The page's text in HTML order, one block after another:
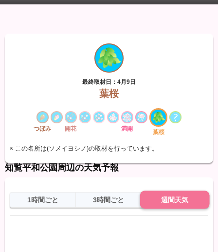
最終取材日：4月9日
葉桜
つぼみ 開花 満開 葉桜
※ この名所は(ソメイヨシノ)の取材を行っています。
知覧平和公園周辺の天気予報
1時間ごと 3時間ごと 週間天気